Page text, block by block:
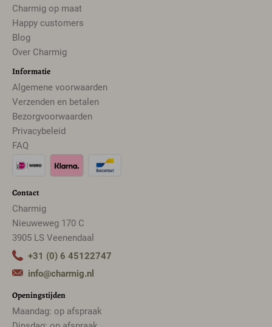
Charmig op maat
Happy customers
Blog
Over Charmig
Informatie
Algemene voorwaarden
Verzenden en betalen
Bezorgvoorwaarden
Privacybeleid
FAQ
Contact
Charmig
Nieuweweg 170 C
3905 LS Veenendaal
+31 (0) 6 45122747
info@charmig.nl
Openingstijden
Maandag: op afspraak